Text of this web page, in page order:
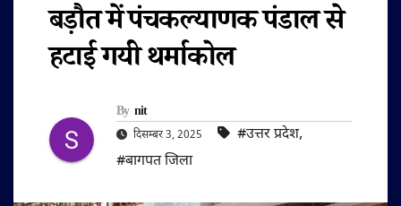
बड़ौत में पंचकल्याणक पंडाल से
हटाई गयी थर्माकोल
By nit
दिसम्बर 3, 2025 #उत्तर प्रदेश,
#बागपत जिला